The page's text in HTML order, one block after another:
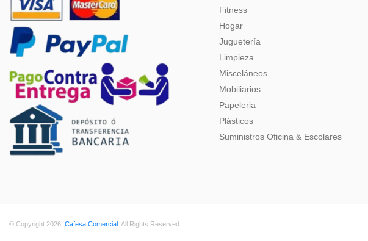
Fitness
Hogar
Juguetería
Limpieza
Misceláneos
Mobiliarios
Papeleria
Plásticos
Suministros Oficina & Escolares
© Copyright 2026, Cafesa Comercial . All Rights Reserved